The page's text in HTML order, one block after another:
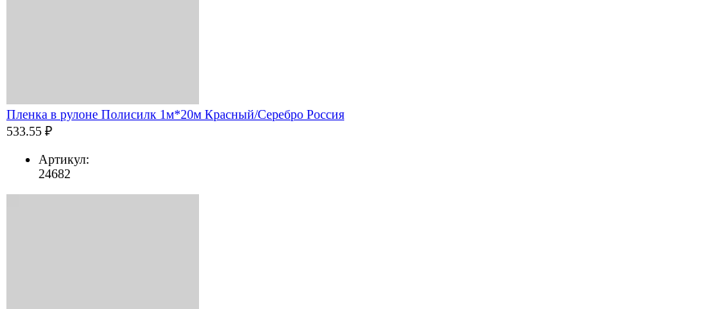
Пленка в рулоне Полисилк 1м*20м Красный/Серебро Россия
533.55 ₽
Артикул:
24682